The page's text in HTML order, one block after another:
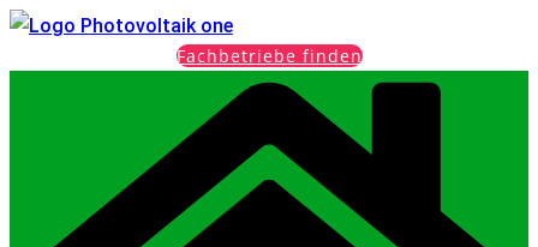
Fachbetriebe finden